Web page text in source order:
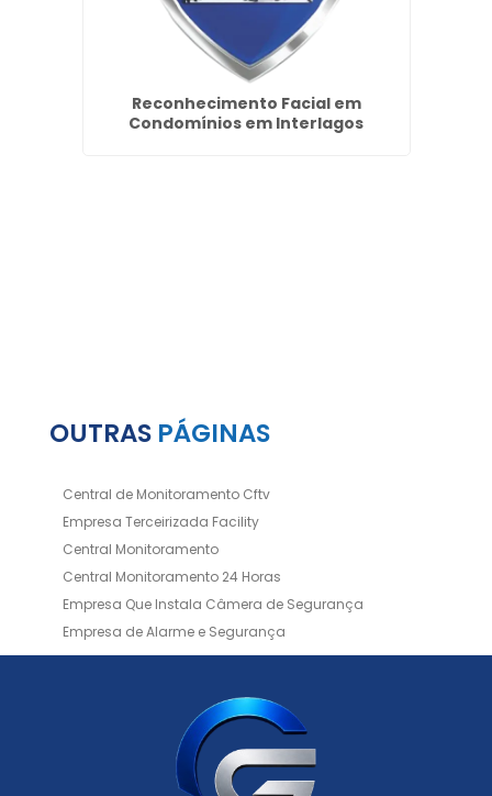
Reconhecimento Facial em
Condomínios em Interlagos
OUTRAS PÁGINAS
Central de Monitoramento Cftv
Empresa Terceirizada Facility
Central Monitoramento
Central Monitoramento 24 Horas
Empresa Que Instala Câmera de Segurança
Empresa de Alarme e Segurança
Empresa de Alarmes
Empresa de Facilities
Empresa de Instalação de Câmeras de Segurança
Empresa de Limpeza e Portaria
Empresas de Limpeza de Condomínios